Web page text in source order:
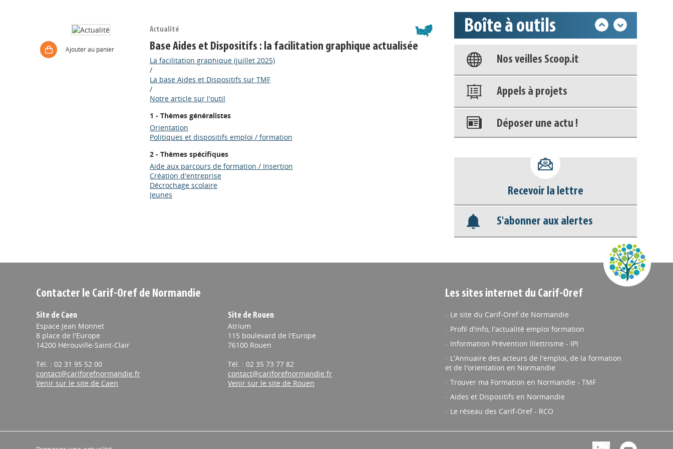
Ajouter au panier
Actualité
Base Aides et Dispositifs : la facilitation graphique actualisée
La facilitation graphique (juillet 2025)
/
La base Aides et Dispositifs sur TMF
/
Notre article sur l'outil
1 - Thèmes généralistes
Orientation
Politiques et dispositifs emploi / formation
2 - Thèmes spécifiques
Aide aux parcours de formation / Insertion
Création d'entreprise
Décrochage scolaire
Jeunes
Boîte à outils
Base documentaire
Nos veilles Scoop.it
Appels à projets
Déposer une actu !
déconnecter)
Base documentaire
Nos veilles Scoop.it
Recevoir la lettre
S'abonner aux alertes
Contacter le Carif-Oref de Normandie
Site de Caen
Espace Jean Monnet
8 place de l'Europe
14200 Hérouville-Saint-Clair
Tél. : 02 31 95 52 00
contact@cariforefnormandie.fr
Venir sur le site de Caen
Site de Rouen
Atrium
115 boulevard de l'Europe
76100 Rouen
Tél. : 02 35 73 77 82
contact@cariforefnormandie.fr
Venir sur le site de Rouen
Les sites internet du Carif-Oref
Le site du Carif-Oref de Normandie
Profil d'info, l'actualité emploi formation
Information Prévention Illettrisme - IPI
L'Annuaire des acteurs de l'emploi, de la formation
et de l'orientation en Normandie
Trouver ma Formation en Normandie - TMF
Aides et Dispositifs en Normandie
Le réseau des Carif-Oref - RCO